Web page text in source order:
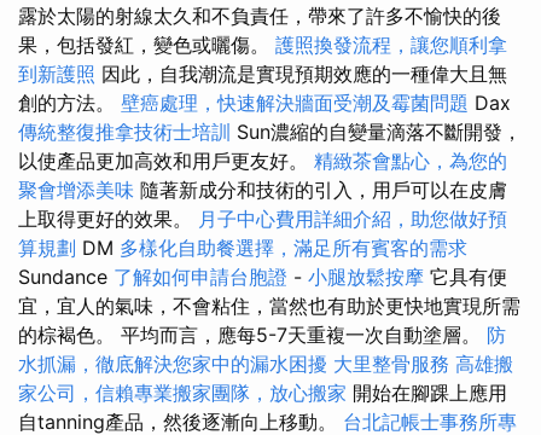
露於太陽的射線太久和不負責任，帶來了許多不愉快的後
果，包括發紅，變色或曬傷。 護照換發流程，讓您順利拿
到新護照 因此，自我潮流是實現預期效應的一種偉大且無
創的方法。 壁癌處理，快速解決牆面受潮及霉菌問題 Dax
傳統整復推拿技術士培訓 Sun濃縮的自變量滴落不斷開發，
以使產品更加高效和用戶更友好。 精緻茶會點心，為您的
聚會增添美味 隨著新成分和技術的引入，用戶可以在皮膚
上取得更好的效果。 月子中心費用詳細介紹，助您做好預
算規劃 DM 多樣化自助餐選擇，滿足所有賓客的需求
Sundance 了解如何申請台胞證 - 小腿放鬆按摩 它具有便
宜，宜人的氣味，不會粘住，當然也有助於更快地實現所需
的棕褐色。 平均而言，應每5-7天重複一次自動塗層。 防
水抓漏，徹底解決您家中的漏水困擾 大里整骨服務 高雄搬
家公司，信賴專業搬家團隊，放心搬家 開始在腳踝上應用
自tanning產品，然後逐漸向上移動。 台北記帳士事務所專